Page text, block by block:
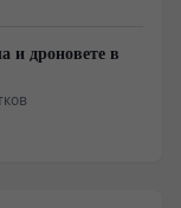
и дроновете в